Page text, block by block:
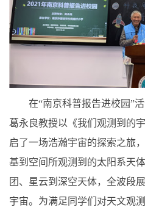
在“南京科普报告进校园”
葛永良教授以《我们观测到的
启了一场浩瀚宇宙的探索之旅
基到空间所观测到的太阳系天
团、星云到深空天体，全波段
宇宙。为满足同学们对天文观